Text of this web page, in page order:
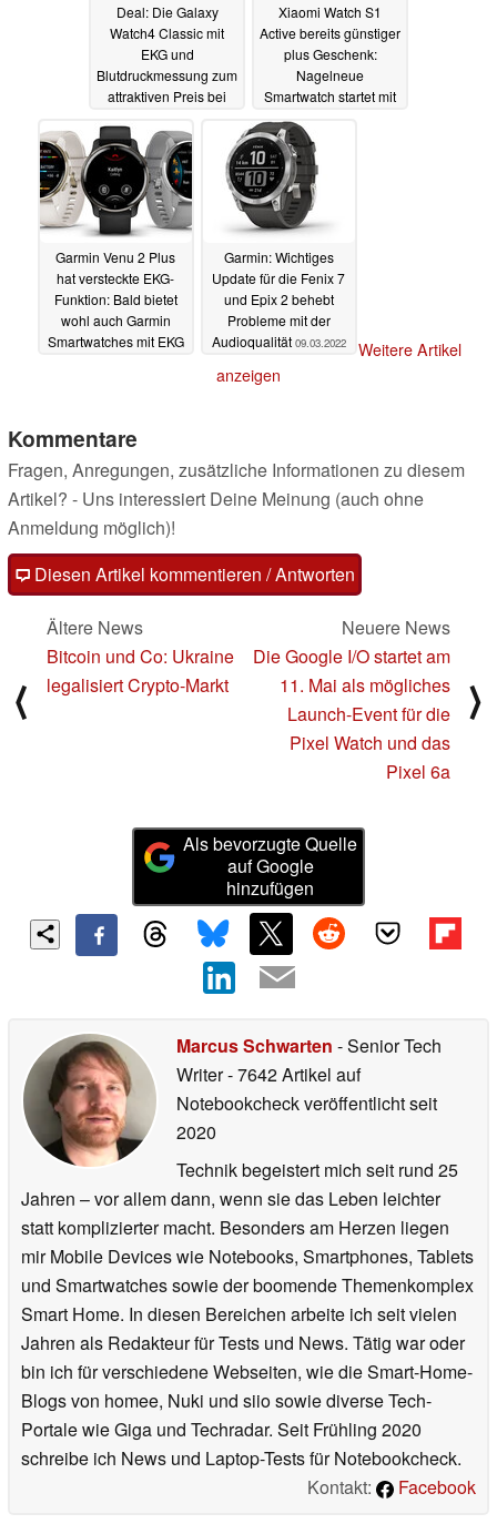
Deal: Die Galaxy
Watch4 Classic mit
EKG und
Blutdruckmessung zum
attraktiven Preis bei
Xiaomi Watch S1
Active bereits günstiger
plus Geschenk:
Nagelneue
Smartwatch startet mit
Rabatt
Garmin Venu 2 Plus
hat versteckte EKG-
Funktion: Bald bietet
wohl auch Garmin
Smartwatches mit EKG
Garmin: Wichtiges
Update für die Fenix 7
und Epix 2 behebt
Probleme mit der
Audioqualität 09.03.2022
Weitere Artikel
anzeigen
Kommentare
Fragen, Anregungen, zusätzliche Informationen zu diesem
Artikel? - Uns interessiert Deine Meinung (auch ohne
Anmeldung möglich)!
Diesen Artikel kommentieren / Antworten
⟨
Ältere News
Bitcoin und Co: Ukraine
legalisiert Crypto-Markt
Neuere News
Die Google I/O startet am
11. Mai als mögliches
Launch-Event für die
Pixel Watch und das
Pixel 6a
⟩
Als bevorzugte Quelle
auf Google
hinzufügen
Marcus Schwarten - Senior Tech
Writer- 7642 Artikel auf
Notebookcheck veröffentlichtseit
2020
Technik begeistert mich seit rund 25
Jahren – vor allem dann, wenn sie das Leben leichter
statt komplizierter macht. Besonders am Herzen liegen
mir Mobile Devices wie Notebooks, Smartphones, Tablets
und Smartwatches sowie der boomende Themenkomplex
Smart Home. In diesen Bereichen arbeite ich seit vielen
Jahren als Redakteur für Tests und News. Tätig war oder
bin ich für verschiedene Webseiten, wie die Smart-Home-
Blogs von homee, Nuki und siio sowie diverse Tech-
Portale wie Giga und Techradar. Seit Frühling 2020
schreibe ich News und Laptop-Tests für Notebookcheck.
Kontakt:
Facebook